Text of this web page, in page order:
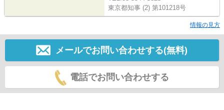
東京都知事 (2) 第101218号
情報の見方
メールでお問い合わせする(無料)
電話でお問い合わせする